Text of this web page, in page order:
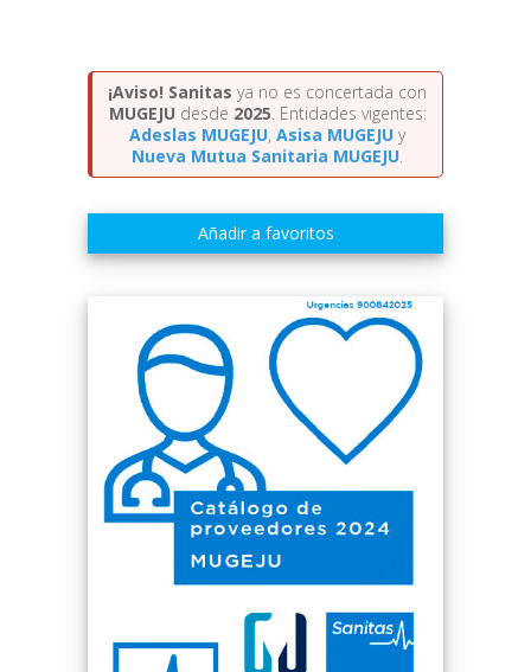
¡Aviso! Sanitas ya no es concertada con
MUGEJU desde 2025. Entidades vigentes:
Adeslas MUGEJU, Asisa MUGEJU y
Nueva Mutua Sanitaria MUGEJU.